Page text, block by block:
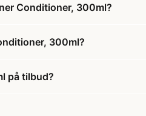
Conditioner, 300ml?
300ml?
på tilbud?